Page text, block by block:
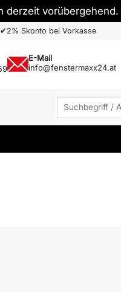
derzeit vorübergehend.
✔2% Skonto bei Vorkasse
E-Mail
info@fenstermaxx24.at
Suchen